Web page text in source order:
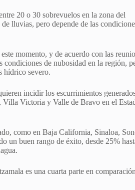
20 o 30 sobrevuelos en la zona del
lluvias, pero depende de las
momento, y de acuerdo con las
condiciones de nubosidad en la región,
hídrico severo.
incidir los escurrimientos
Villa Victoria y Valle de Bravo en el
como en Baja California, Sinaloa,
un buen rango de éxito, desde 25%
es una cuarta parte en